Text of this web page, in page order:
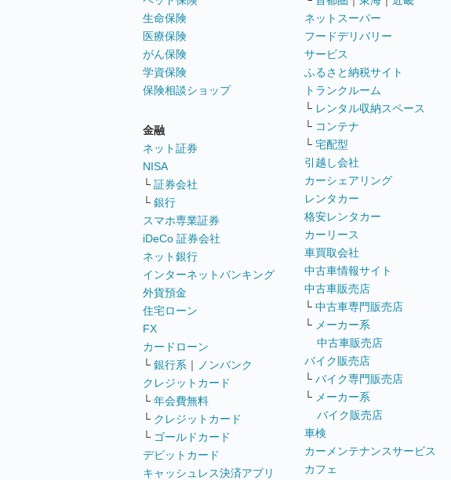
生命保険
医療保険
がん保険
学資保険
保険相談ショップ
金融
ネット証券
NISA
└ 証券会社
└ 銀行
スマホ専業証券
iDeCo 証券会社
ネット銀行
インターネットバンキング
外貨預金
住宅ローン
FX
カードローン
└ 銀行系 ｜
ノンバンク
クレジットカード
└ 年会費無料
└ クレジットカード
└ ゴールドカード
デビットカード
キャッシュレス決済アプリ
ネットスーパー
フードデリバリー
サービス
ふるさと納税サイト
トランクルーム
└ レンタル収納スペース
└ コンテナ
└ 宅配型
引越し会社
カーシェアリング
レンタカー
格安レンタカー
カーリース
車買取会社
中古車情報サイト
中古車販売店
└ 中古車専門販売店
└ メーカー系
中古車販売店
バイク販売店
└ バイク専門販売店
└ メーカー系
バイク販売店
車検
カーメンテナンスサービス
カフェ